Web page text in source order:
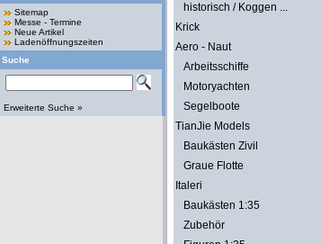
Sitemap
Messe - Termine
Neue Artikel
Ladenöffnungszeiten
Suche
Erweiterte Suche »
historisch / Koggen ...
Krick
Aero - Naut
Arbeitsschiffe
Motoryachten
Segelboote
TianJie Models
Baukästen Zivil
Graue Flotte
Italeri
Baukästen 1:35
Zubehör